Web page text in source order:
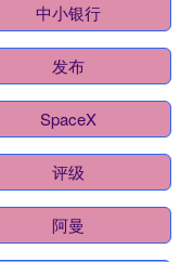
中小银行
发布
SpaceX
评级
阿曼